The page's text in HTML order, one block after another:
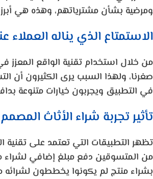
ومرضية بشأن مشترياتهم، وهذه هي أبرز
الاستمتاع الذي يناله العملاء
من خلال استخدام تقنية الواقع المعزز
صغرنا، ولهذا السبب يرى الكثيرون أن
في التطبيق ويجربون خيارات متنوعة
تأثير تجربة شراء الأثاث
بشراء منتج لم يكونوا يخططون لشرائه